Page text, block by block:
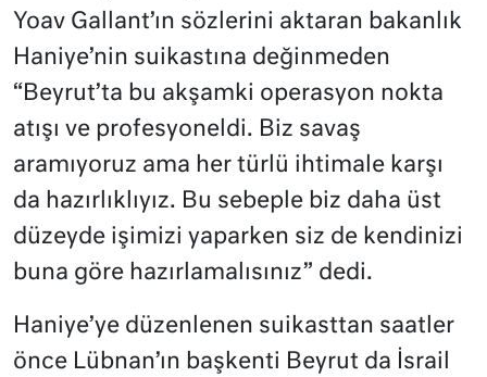
Yoav Gallant’ın sözlerini aktaran bakanlık
Haniye’nin suikastına değinmeden
“Beyrut’ta bu akşamki operasyon nokta
atışı ve profesyoneldi. Biz savaş
aramıyoruz ama her türlü ihtimale karşı
da hazırlıklıyız. Bu sebeple biz daha üst
düzeyde işimizi yaparken siz de kendinizi
buna göre hazırlamalısınız” dedi.
Haniye’ye düzenlenen suikasttan saatler
önce Lübnan’ın başkenti Beyrut da İsrail